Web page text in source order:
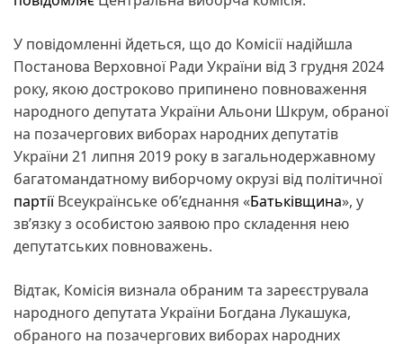
У повідомленні йдеться, що до Комісії надійшла
Постанова Верховної Ради України від 3 грудня 2024
року, якою достроково припинено повноваження
народного депутата України Альони Шкрум, обраної
на позачергових виборах народних депутатів
України 21 липня 2019 року в загальнодержавному
багатомандатному виборчому окрузі від політичної
партіїВсеукраїнське об’єднання «Батьківщина», у
зв’язку з особистою заявою про складення нею
депутатських повноважень.
Відтак, Комісія визнала обраним та зареєструвала
народного депутата України Богдана Лукашука,
обраного на позачергових виборах народних